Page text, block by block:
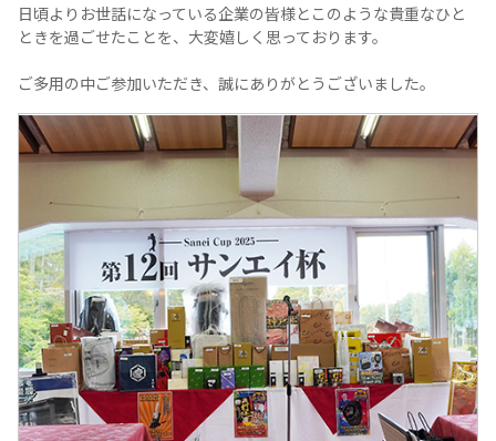
日頃よりお世話になっている企業の皆様とこのような貴重なひと
ときを過ごせたことを、大変嬉しく思っております。
ご多用の中ご参加いただき、誠にありがとうございました。